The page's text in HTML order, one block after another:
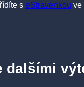
s eStravenkou ve
dalšími